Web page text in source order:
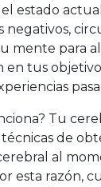
el estado
negativos,
mente para
en tus
Tu
técnicas de
al
esta razón,